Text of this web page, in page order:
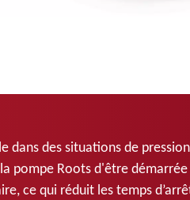
dans des situations de
pompe Roots d'être
ce qui réduit les temps